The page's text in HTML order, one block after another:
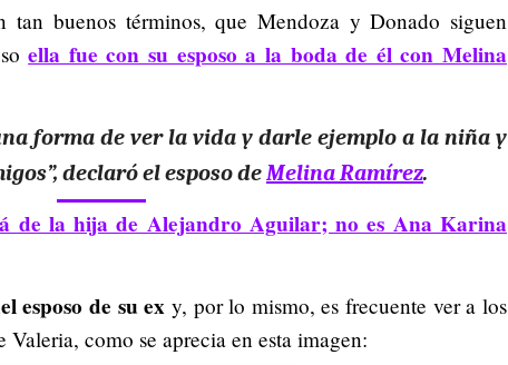
tan buenos términos, que Mendoza y Donado siguen
ella fue con su esposo a la boda de él con Melina
forma de ver la vida y darle ejemplo a la niña y
declaró el esposo deMelina Ramírez.
de la hija de Alejandro Aguilar; no es Ana Karina
esposo de su ex y, por lo mismo, es frecuente ver a los
Valeria, como se aprecia en esta imagen: